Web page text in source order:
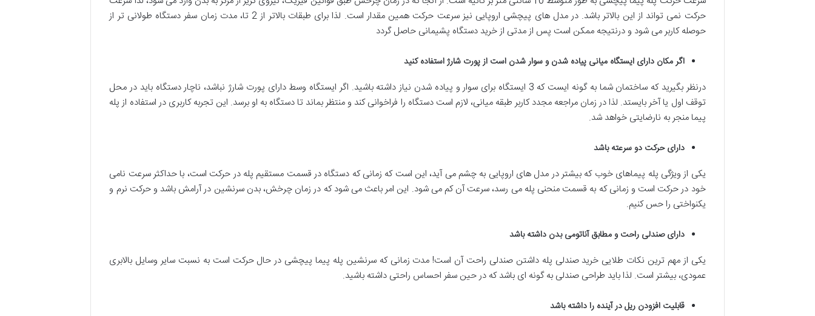
حرکت نمی تواند از این بالاتر باشد. در مدل های پیچشی اروپایی نیز سرعت حرکت همین مقدار است. لذا برای طبقات بالاتر از 2 تا، مدت زمان سفر دستگاه طولانی تر از
حوصله کاربر می شود و درنتیجه ممکن است پس از مدتی از خرید دستگاه پشیمانی حاصل گردد
اگر مکان دارای ایستگاه میانی پیاده شدن و سوار شدن است از پورت شارژ استفاده کنید
درنظر بگیرید که ساختمان شما به گونه ایست که 3 ایستگاه برای سوار و پیاده شدن نیاز داشته باشید. اگر ایستگاه وسط دارای پورت شارژ نباشد، ناچار دستگاه باید در محل
توقف اول یا آخر بایستد. لذا در زمان مراجعه مجدد کاربر طبقه میانی، لازم است دستگاه را فراخوانی کند و منتظر بماند تا دستگاه به او برسد. این تجربه کاربری در استفاده از پله
پیما منجر به نارضایتی خواهد شد.
دارای حرکت دو سرعته باشد
یکی از ویژگی پله پیماهای خوب که بیشتر در مدل های اروپایی به چشم می آید، این است که زمانی که دستگاه در قسمت مستقیم پله در حرکت است، با حداکثر سرعت نامی
خود در حرکت است و زمانی که به قسمت منحنی پله می رسد، سرعت آن کم می شود. این امر باعث می شود که در زمان چرخش، بدن سرنشین در آرامش باشد و حرکت نرم و
یکنواختی را حس کنیم.
دارای صندلی راحت و مطابق آناتومی بدن داشته باشد
یکی از مهم ترین نکات طلایی خرید صندلی پله داشتن صندلی راحت آن است! مدت زمانی که سرنشین پله پیما پیچشی در حال حرکت است به نسبت سایر وسایل بالابری
عمودی، بیشتر است. لذا باید طراحی صندلی به گونه ای باشد که در حین سفر احساس راحتی داشته باشید.
قابلیت افزودن ریل در آینده را داشته باشد